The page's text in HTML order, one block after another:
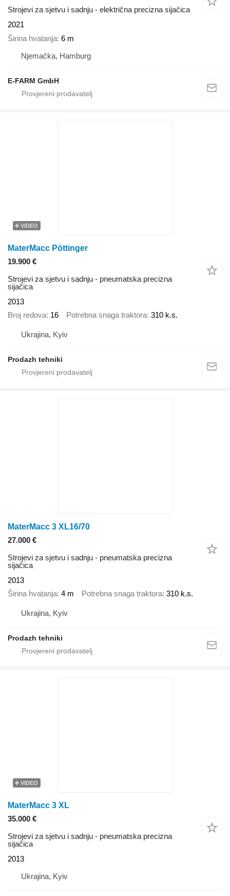
Strojevi za sjetvu i sadnju - električna precizna sijačica
2021
Širina hvatanja 6 m
Njemačka, Hamburg
E-FARM GmbH
VIDEO
MaterMacc Pöttinger
19.900 €
Strojevi za sjetvu i sadnju - pneumatska precizna
sijačica
2013
Broj redova 16 Potrebna snaga traktora 310 k.s.
Ukrajina, Kyiv
Prodazh tehniki
MaterMacc 3 XL16/70
27.000 €
Strojevi za sjetvu i sadnju - pneumatska precizna
sijačica
2013
Širina hvatanja 4 m Potrebna snaga traktora 310 k.s.
Ukrajina, Kyiv
Prodazh tehniki
VIDEO
MaterMacc 3 XL
35.000 €
Strojevi za sjetvu i sadnju - pneumatska precizna
sijačica
2013
Ukrajina, Kyiv